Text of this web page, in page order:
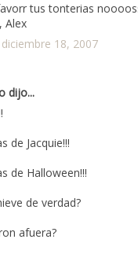
tus tonterias
Alex
18, 2007
dijo...
de Jacquie!!!
de Halloween!!!
de verdad?
afuera?